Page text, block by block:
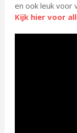
en ook leuk voor
Kijk hier voor